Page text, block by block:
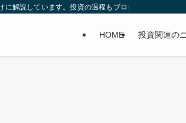
解説しています。投資の過程もブログに書いてます。
HOME 投資関連の